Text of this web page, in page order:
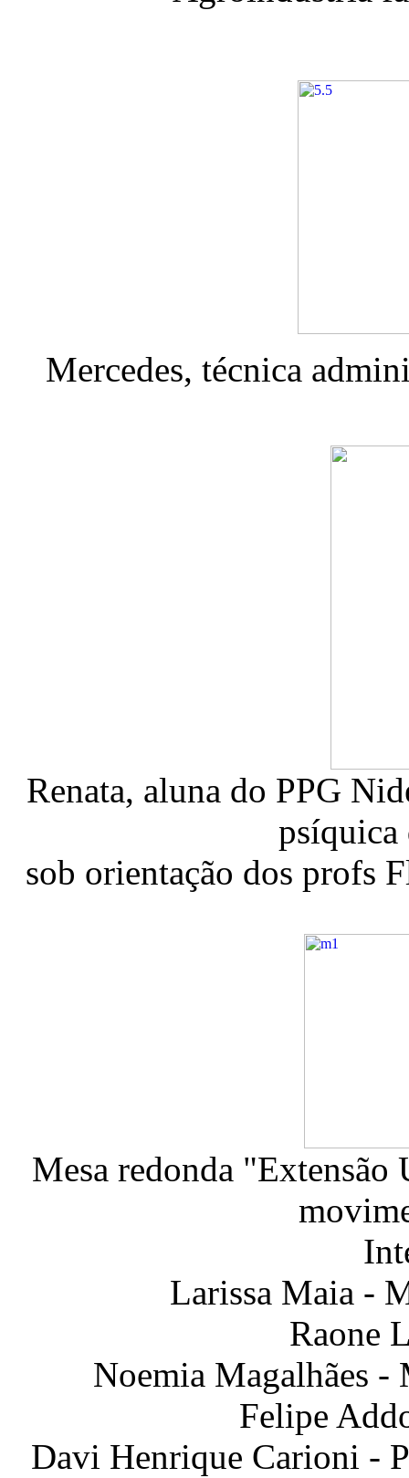
Mercedes, técnica
Renata, aluna do PPG
psíquica
sob orientação dos profs
Mesa redonda "Extensão
Larissa Maia -
Raone
Noemia Magalhães
Felipe
Davi Henrique Carioni -